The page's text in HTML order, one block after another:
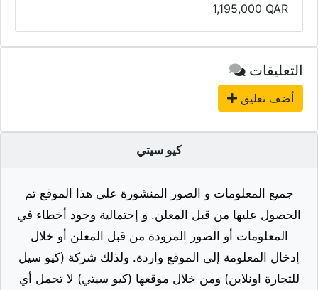
1,195,000 QAR
التعليقات
أضف تعليق
كيو سيتي
جميع المعلومات و الصور المنشورة على هذا الموقع تم
الحصول عليها من قبل المعلن. و إحتمالية وجود أخطاء في
المعلومات أو الصور المزودة من قبل المعلن أو خلال
إدخال المعلومة إلى الموقع واردة. ولذلك شركة (كيو سيل
للتجارة اونلاين) ومن خلال موقعها (كيو سيتي) لا تحمل أي